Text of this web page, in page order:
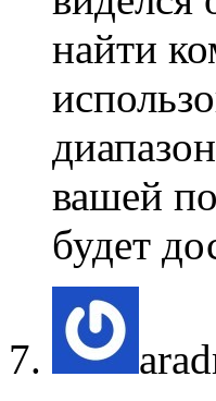
найти
вашей
будет